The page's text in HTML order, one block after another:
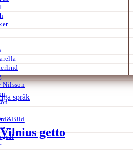
Nilsson
språk
getto